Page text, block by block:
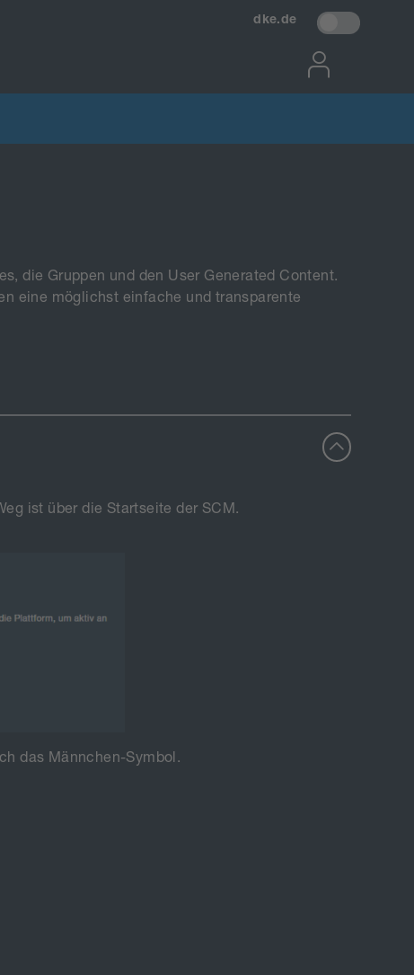
dke.de
die Gruppen und den User Generated Content.
eine möglichst einfache und transparente
ist über die Startseite der SCM.
das Männchen-Symbol.